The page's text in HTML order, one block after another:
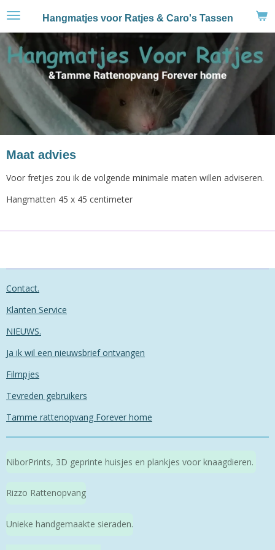
Ga
naar
hoofdinhoud
Hangmatjes voor Ratjes & Caro's Tassen
Maat advies
Voor fretjes zou ik de volgende minimale maten willen adviseren.
Hangmatten 45 x 45 centimeter
Contact.
Klanten Service
NIEUWS.
Ja ik wil een nieuwsbrief ontvangen
Filmpjes
Tevreden gebruikers
Tamme rattenopvang Forever home
NiborPrints, 3D geprinte huisjes en plankjes voor knaagdieren.
Rizzo Rattenopvang
Unieke handgemaakte sieraden.